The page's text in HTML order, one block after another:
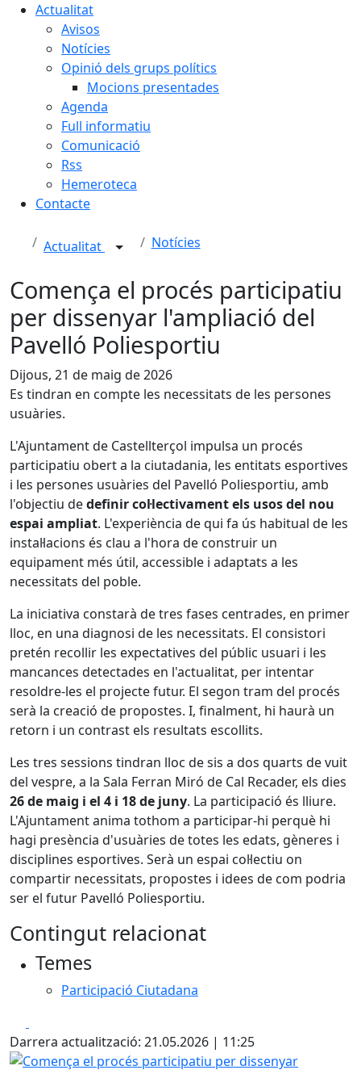
Actualitat
Avisos
Notícies
Opinió dels grups polítics
Mocions presentades
Agenda
Full informatiu
Comunicació
Rss
Hemeroteca
Contacte
Actualitat Notícies
Comença el procés participatiu
per dissenyar l'ampliació del
Pavelló Poliesportiu
Dijous, 21 de maig de 2026
Es tindran en compte les necessitats de les persones
usuàries.
L'Ajuntament de Castellterçol impulsa un procés
participatiu obert a la ciutadania, les entitats esportives
i les persones usuàries del Pavelló Poliesportiu, amb
l'objectiu dedefinir col·lectivament els usos del nou
espai ampliat. L'experiència de qui fa ús habitual de les
instal·lacions és clau a l'hora de construir un
equipament més útil, accessible i adaptats a les
necessitats del poble.
La iniciativa constarà de tres fases centrades, en primer
lloc, en una diagnosi de les necessitats. El consistori
pretén recollir les expectatives del públic usuari i les
mancances detectades en l'actualitat, per intentar
resoldre-les el projecte futur. El segon tram del procés
serà la creació de propostes. I, finalment, hi haurà un
retorn i un contrast els resultats escollits.
Les tres sessions tindran lloc de sis a dos quarts de vuit
del vespre, a la Sala Ferran Miró de Cal Recader, els dies
26 de maig i el 4 i 18 de juny. La participació és lliure.
L'Ajuntament anima tothom a participar-hi perquè hi
hagi presència d'usuàries de totes les edats, gèneres i
disciplines esportives. Serà un espai col·lectiu on
compartir necessitats, propostes i idees de com podria
ser el futur Pavelló Poliesportiu.
Contingut relacionat
Temes
Participació Ciutadana
Darrera actualització: 21.05.2026 | 11:25
Comença el procés participatiu per dissenyar l'ampliació